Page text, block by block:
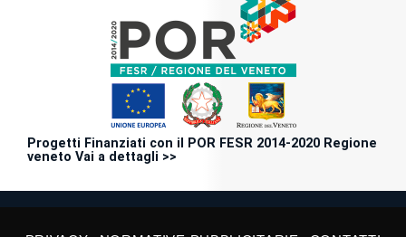
Progetti Finanziati con il POR FESR 2014-2020 Regione
veneto Vai a dettagli >>